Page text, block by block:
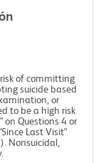
of committing
suicide based
or
to be a high risk
on Questions 4 or
Last Visit"
Nonsuicidal,